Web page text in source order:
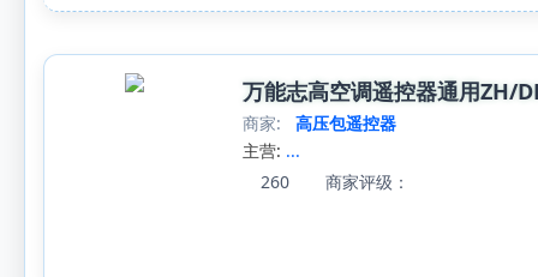
万能志高空调遥控器通用ZH/
商家:
高压包遥控器
主营: ...
260
商家评级：